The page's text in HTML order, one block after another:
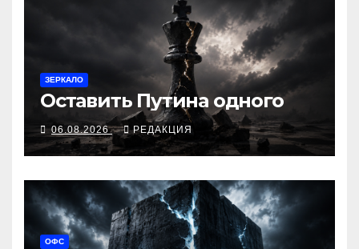
ЗЕРКАЛО
Оставить Путина одного
06.08.2026 РЕДАКЦИЯ
ОФС